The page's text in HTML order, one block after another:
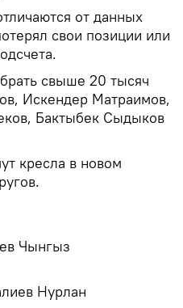
от данных
свои позиции или
свыше 20 тысяч
Искендер Матраимов,
Бактыбек Сыдыков
кресла в новом
Чынгыз
Нурлан